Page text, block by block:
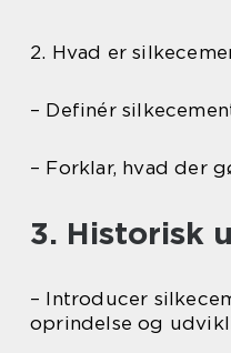
2. Hvad er
– Definér
– Forklar, hvad der
3. Historisk
– Introducer
oprindelse og